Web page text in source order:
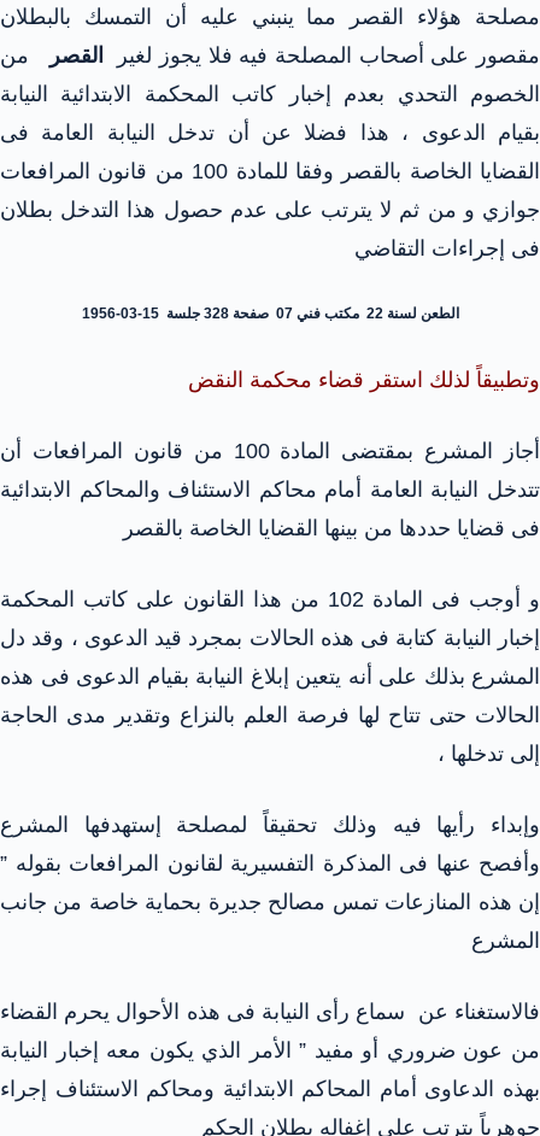
مصلحة هؤلاء القصر مما ينبني عليه أن التمسك بالبطلان
مقصور على أصحاب المصلحة فيه فلا يجوز لغير
القصر من
الخصوم التحدي بعدم إخبار كاتب المحكمة الابتدائية النيابة
بقيام الدعوى ، هذا فضلا عن أن تدخل النيابة العامة فى
القضايا الخاصة بالقصر وفقا للمادة 100 من قانون المرافعات
جوازي و من ثم لا يترتب على عدم حصول هذا التدخل بطلان
فى إجراءات التقاضي
الطعن لسنة 22 مكتب فني 07 صفحة 328 جلسة 15-03-1956
وتطبيقاً لذلك استقر قضاء محكمة النقض
أجاز المشرع بمقتضى المادة 100 من قانون المرافعات أن
تتدخل النيابة العامة أمام محاكم الاستئناف والمحاكم الابتدائية
فى قضايا حددها من بينها القضايا الخاصة بالقصر
و أوجب فى المادة 102 من هذا القانون على كاتب المحكمة
إخبار النيابة كتابة فى هذه الحالات بمجرد قيد الدعوى ، وقد دل
المشرع بذلك على أنه يتعين إبلاغ النيابة بقيام الدعوى فى هذه
الحالات حتى تتاح لها فرصة العلم بالنزاع وتقدير مدى الحاجة
إلى تدخلها ،
وإبداء رأيها فيه وذلك تحقيقاً لمصلحة إستهدفها المشرع
وأفصح عنها فى المذكرة التفسيرية لقانون المرافعات بقوله ”
إن هذه المنازعات تمس مصالح جديرة بحماية خاصة من جانب
المشرع
فالاستغناء عن سماع رأى النيابة فى هذه الأحوال يحرم القضاء
من عون ضروري أو مفيد ” الأمر الذي يكون معه إخبار النيابة
بهذه الدعاوى أمام المحاكم الابتدائية ومحاكم الاستئناف إجراء
جوهرياً يترتب على إغفاله بطلان الحكم